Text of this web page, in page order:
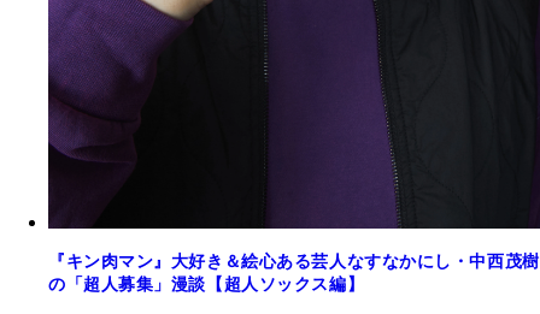
『キン肉マン』大好き＆絵心ある芸人なすなかにし・中西茂樹
の「超人募集」漫談【超人ソックス編】